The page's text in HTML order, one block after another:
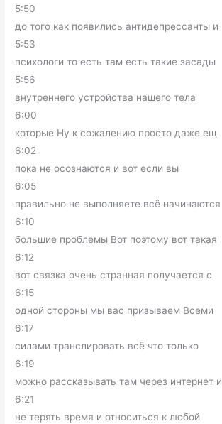
5:50
до того как появились антидепрессанты и
5:53
психологи то есть там есть такие засады
5:56
внутреннего устройства нашего тела
6:00
которые Ну к сожалению просто даже ещ
6:02
пока не осознаются и вот если вы
6:05
правильно не выполняете всё начинаются
6:10
большие проблемы Вот поэтому вот такая
6:12
вот связка очень странная получается с
6:15
одной стороны мы вас призываем Всеми
6:17
силами транслировать всё что только
6:19
можно рассказывать там через интернет и
6:21
не терять время и относиться к любой